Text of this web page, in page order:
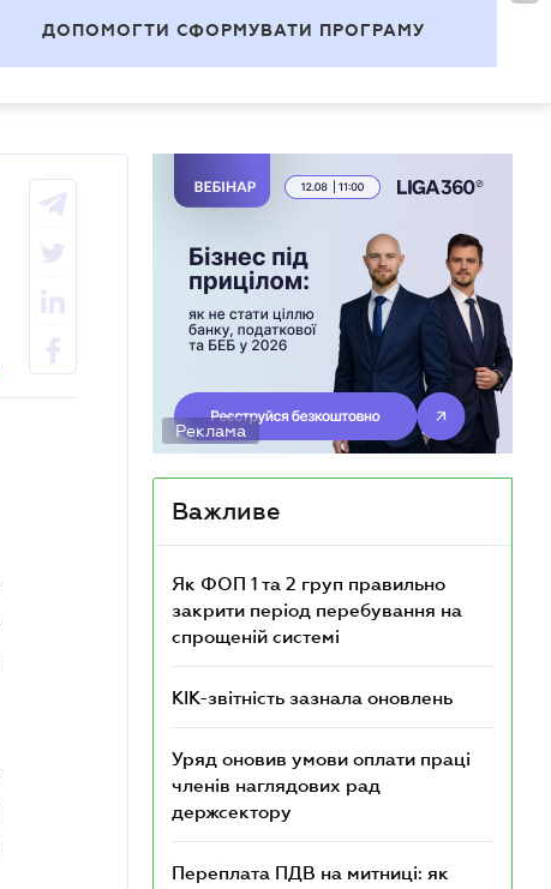
UA
ДОПОМОГТИ СФОРМУВАТИ ПРОГРАМУ
Реклама
Важливе
Як ФОП 1 та 2 груп правильно
закрити період перебування на
спрощеній системі
КІК-звітність зазнала оновлень
Уряд оновив умови оплати праці
членів наглядових рад
держсектору
Переплата ПДВ на митниці: як